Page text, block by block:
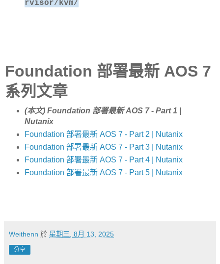
rvisor/kvm/
Foundation 部署最新 AOS 7
系列文章
(本文) Foundation 部署最新 AOS 7 - Part 1 |
Nutanix
Foundation 部署最新 AOS 7 - Part 2 | Nutanix
Foundation 部署最新 AOS 7 - Part 3 | Nutanix
Foundation 部署最新 AOS 7 - Part 4 | Nutanix
Foundation 部署最新 AOS 7 - Part 5 | Nutanix
Weithenn 於 星期三, 8月 13, 2025
分享